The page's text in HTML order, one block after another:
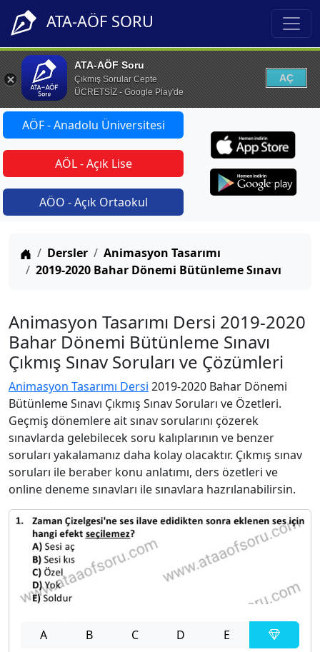
ATA-AÖF SORU
ATA-AÖF Soru
Çıkmış Sorular Cepte
ÜCRETSİZ - Google Play'de
AÇ
AÖF - Anadolu Üniversitesi
AÖL - Açık Lise
AÖO - Açık Ortaokul
Anasayfa
Dersler
Animasyon Tasarımı
2019-2020 Bahar Dönemi Bütünleme Sınavı
Animasyon Tasarımı Dersi 2019-2020
Bahar Dönemi Bütünleme Sınavı
Çıkmış Sınav Soruları ve Çözümleri
Animasyon Tasarımı Dersi 2019-2020 Bahar Dönemi
Bütünleme Sınavı Çıkmış Sınav Soruları ve Özetleri.
Geçmiş dönemlere ait sınav sorularını çözerek
sınavlarda gelebilecek soru kalıplarının ve benzer
soruları yakalamanız daha kolay olacaktır. Çıkmış sınav
soruları ile beraber konu anlatımı, ders özetleri ve
online deneme sınavları ile sınavlara hazrılanabilirsin.
A B C D E